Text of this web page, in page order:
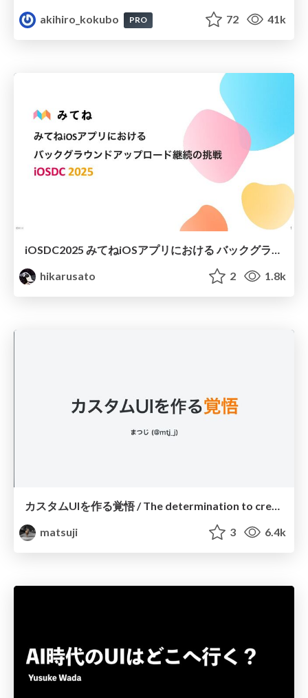
akihiro_kokubo PRO 72 41k
iOSDC2025 みてねiOSアプリにおける バックグラウンドアップロード継続の挑戦
hikarusato
2 1.8k
カスタムUIを作る覚悟 / The determination to create a custom UI
matsuji
3 6.4k